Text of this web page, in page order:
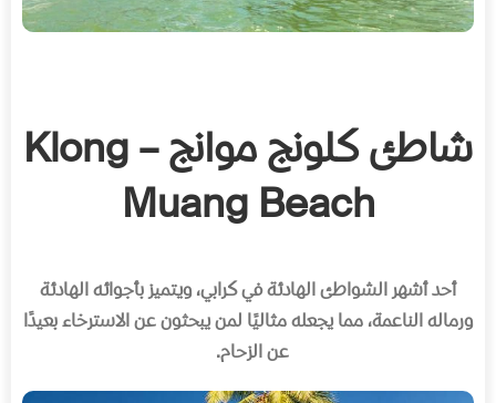
شاطئ كلونج موانج – Klong
Muang Beach
أحد أشهر الشواطئ الهادئة في كرابي، ويتميز بأجوائه الهادئة
ورماله الناعمة، مما يجعله مثاليًا لمن يبحثون عن الاسترخاء بعيدًا
عن الزحام.